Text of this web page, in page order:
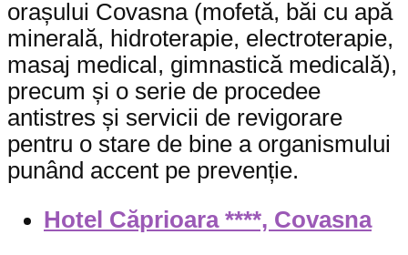
orașului Covasna (mofetă, băi cu apă
minerală, hidroterapie, electroterapie,
masaj medical, gimnastică medicală),
precum și o serie de procedee
antistres și servicii de revigorare
pentru o stare de bine a organismului
punând accent pe prevenție.
Hotel Căprioara ****, Covasna